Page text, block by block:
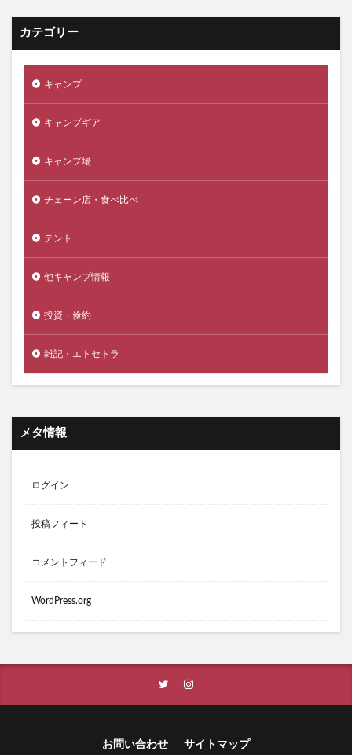
カテゴリー
キャンプ
キャンプギア
キャンプ場
チェーン店・食べ比べ
テント
他キャンプ情報
投資・倹約
雑記・エトセトラ
メタ情報
ログイン
投稿フィード
コメントフィード
WordPress.org
お問い合わせ サイトマップ